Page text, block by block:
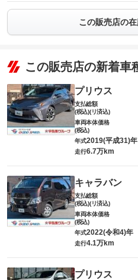
この販売店の
この販売店の新着車
プリウス
支払総額
(税込)(リ済込)
車両本体価格
(税込)
年式2019(平成31)年
走行6.7万km
キャラバン
支払総額
(税込)(リ済込)
車両本体価格
(税込)
年式2022(令和4)年
走行4.1万km
プリウス